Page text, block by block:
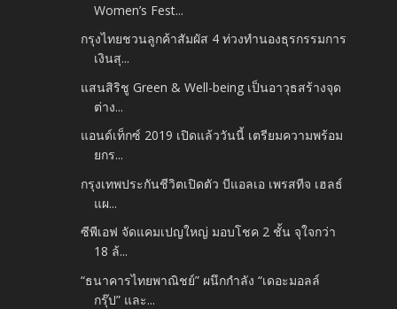
Women’s Fest...
กรุงไทยชวนลูกค้าสัมผัส 4 ท่วงทำนองธุรกรรมการ
เงินสุ...
แสนสิริชู Green & Well-being เป็นอาวุธสร้างจุด
ต่าง...
แอนด์เท็กซ์ 2019 เปิดแล้ววันนี้ เตรียมความพร้อม
ยกร...
กรุงเทพประกันชีวิตเปิดตัว บีแอลเอ เพรสทีจ เฮลธ์
แผ...
ซีพีเอฟ จัดแคมเปญใหญ่ มอบโชค 2 ชั้น จุใจกว่า
18 ล้...
“ธนาคารไทยพาณิชย์” ผนึกกำลัง “เดอะมอลล์
กรุ๊ป” และ...